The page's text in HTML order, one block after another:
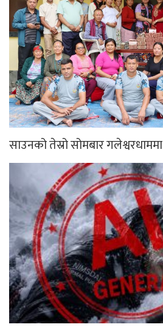
साउनको तेस्रो सोमबार गलेश्वरधाममा